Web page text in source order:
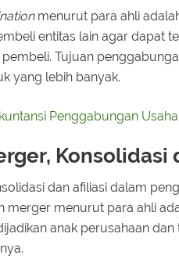
menurut para ahli
entitas lain agar dapat
Tujuan
yang lebih banyak.
Penggabungan
Konsolidasi
dan afiliasi dalam
merger menurut para ahli
anak perusahaan